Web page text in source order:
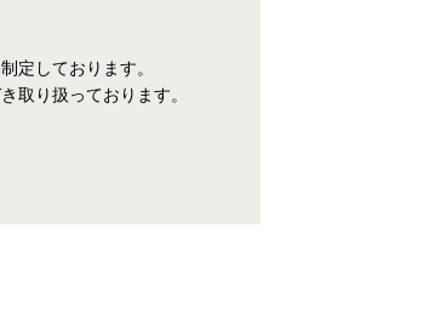
定しております。
取り扱っております。